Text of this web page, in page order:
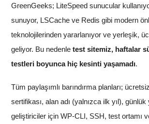
GreenGeeks; LiteSpeed sunucular
sunuyor, LSCache ve Redis gibi modern
teknolojilerinden yararlanıyor ve yerleşik,
geliyor. Bu nedenle test sitemiz, haftalar
testleri boyunca hiç kesinti yaşamadı.
Tüm paylaşımlı barındırma planları;
sertifikası, alan adı (yalnızca ilk yıl),
geliştiriciler için WP-CLI, SSH, test ortamı